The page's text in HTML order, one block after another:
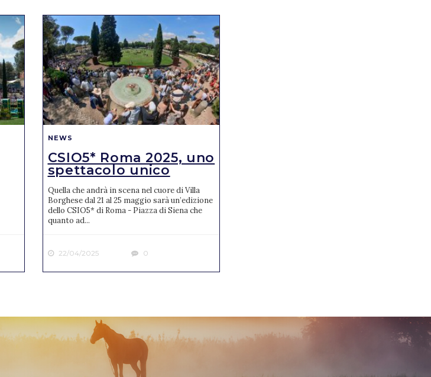
NEWS
CSIO5* Roma 2025, uno
spettacolo unico
Quella che andrà in scena nel cuore di Villa
Borghese dal 21 al 25 maggio sarà un’edizione
dello CSIO5* di Roma - Piazza di Siena che
quanto ad...
22/04/2025 0